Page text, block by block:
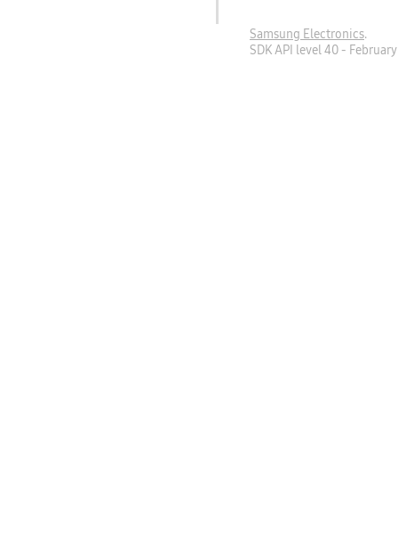
Samsung Electronics.
SDK API level 40 -